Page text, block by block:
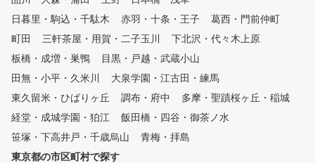
ご利用いただけます。（一部店
日暮里・駒込・千駄木
赤羽・十条・王子
葛西・門前仲町
町田
三軒茶屋・用賀・二子玉川
下北沢・代々木上原
板橋・成増・巣鴨
目黒・戸越・武蔵小山
田無・小平・久米川
大泉学園・江古田・練馬
東久留米・ひばりヶ丘
調布・府中
多摩・聖蹟桜ヶ丘・稲城
経堂・成城学園・狛江
飯田橋・四谷・御茶ノ水
笹塚・下高井戸・千歳烏山
青梅・拝島
東京都の市区町村で探す